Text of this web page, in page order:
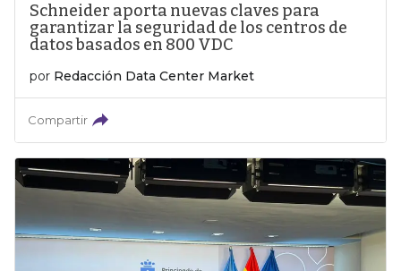
Schneider aporta nuevas claves para
garantizar la seguridad de los centros de
datos basados en 800 VDC
por Redacción Data Center Market
Compartir